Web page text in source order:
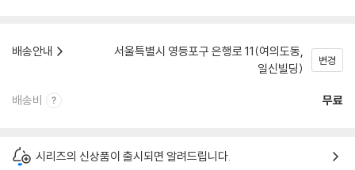
배송안내
서울특별시 영등포구 은행로 11(여의도동,
일신빌딩)
변경
배송비 무료
시리즈의 신상품이 출시되면 알려드립니다.